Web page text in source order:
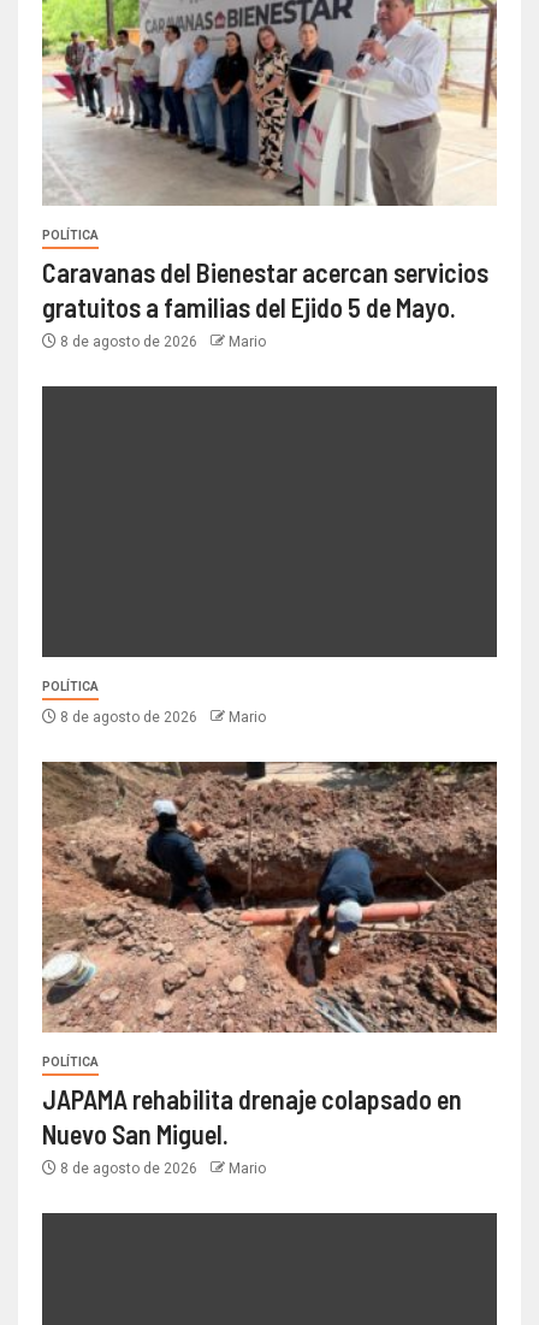
POLÍTICA
Caravanas del Bienestar acercan servicios
gratuitos a familias del Ejido 5 de Mayo.
8 de agosto de 2026 Mario
POLÍTICA
8 de agosto de 2026 Mario
POLÍTICA
JAPAMA rehabilita drenaje colapsado en
Nuevo San Miguel.
8 de agosto de 2026 Mario